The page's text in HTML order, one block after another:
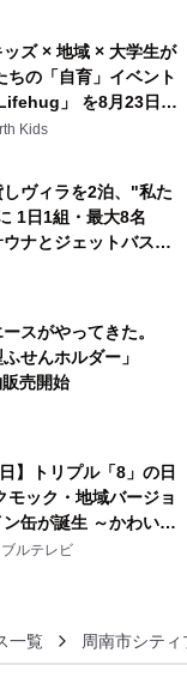
プランで
ズ × 地域 × 大学生が
ちの「自育」イベント
」 を8月23日
Kids
ヴィラを2泊、"私た
1日1組・最大8名
ナとジェットバス付
AWAJIの連泊
スがやってきた。
せんホルダー」
売開始
】トリプル「8」の日
モック・地域バージョ
缶が誕生 ～かわいい
田の四季と名所を巡
月1日(火)秋田県内で
ルテレビ
一覧 周南市シテ